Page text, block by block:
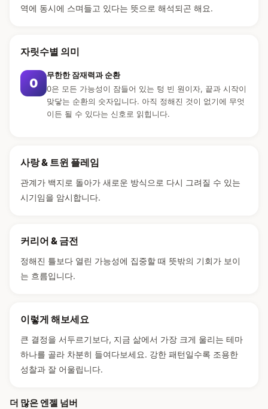
역에 동시에 스며들고 있다는 뜻으로 해석되곤 해요.
자릿수별 의미
0
무한한 잠재력과 순환
0은 모든 가능성이 잠들어 있는 텅 빈 원이자, 끝과 시작이
맞닿는 순환의 숫자입니다. 아직 정해진 것이 없기에 무엇
이든 될 수 있다는 신호로 읽힙니다.
사랑 & 트윈 플레임
관계가 백지로 돌아가 새로운 방식으로 다시 그려질 수 있는
시기임을 암시합니다.
커리어 & 금전
정해진 틀보다 열린 가능성에 집중할 때 뜻밖의 기회가 보이
는 흐름입니다.
이렇게 해보세요
큰 결정을 서두르기보다, 지금 삶에서 가장 크게 울리는 테마
하나를 골라 차분히 들여다보세요. 강한 패턴일수록 조용한
성찰과 잘 어울립니다.
더 많은 엔젤 넘버